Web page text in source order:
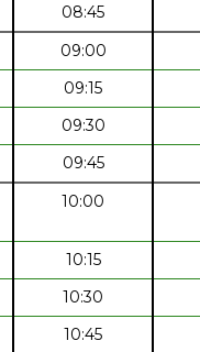
08:45
09:00
09:15
09:30
09:45
10:00
10:15
10:30
10:45